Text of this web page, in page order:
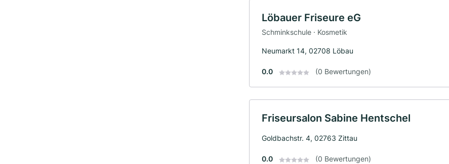
Löbauer Friseure eG
Schminkschule · Kosmetik
Neumarkt 14, 02708 Löbau
0.0 (0 Bewertungen)
Friseursalon Sabine Hentschel
Goldbachstr. 4, 02763 Zittau
0.0 (0 Bewertungen)